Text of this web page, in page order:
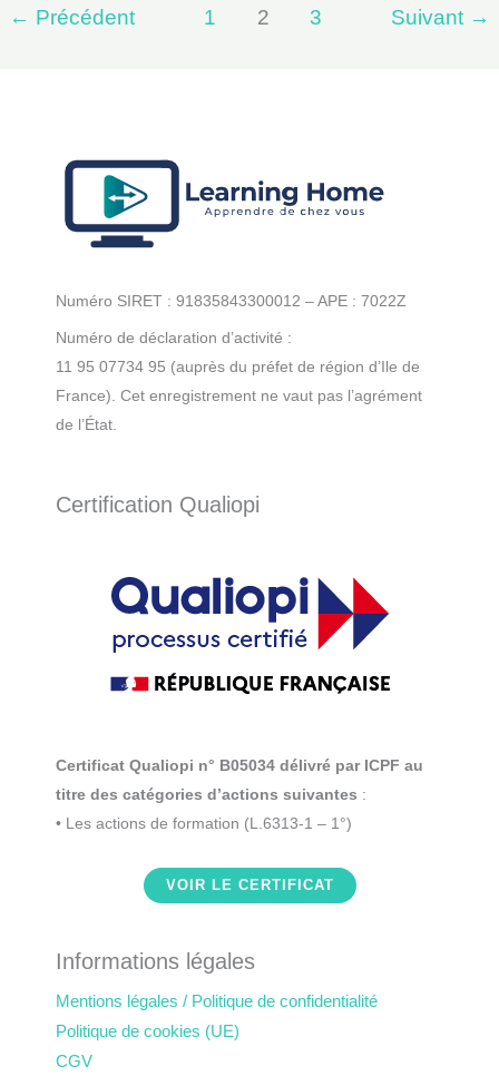
protection
pratiques
commerciales
← Précédent 1 2 3 Suivant →
Numéro SIRET : 91835843300012 – APE : 7022Z
Numéro de déclaration d’activité :
11 95 07734 95 (auprès du préfet de région d’Ile de
France). Cet enregistrement ne vaut pas l’agrément
de l’État.
Certification Qualiopi
Certificat Qualiopi n° B05034 délivré par ICPF au
titre des catégories d’actions suivantes :
• Les actions de formation (L.6313-1 – 1°)
VOIR LE CERTIFICAT
Informations légales
Mentions légales / Politique de confidentialité
Politique de cookies (UE)
CGV